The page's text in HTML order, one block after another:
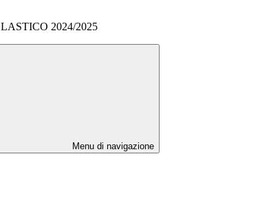
2024/2025
Menu di navigazione